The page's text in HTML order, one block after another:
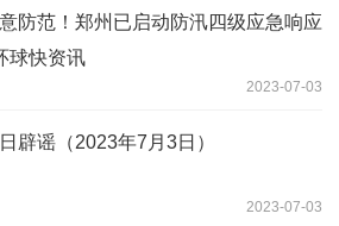
防范！郑州已启动防汛四级应急响应
球快资讯
2023-07-03
辟谣（2023年7月3日）
2023-07-03